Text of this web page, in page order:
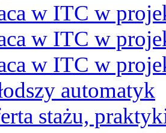
w ITC w
w ITC w
w ITC w
automatyk
stażu,